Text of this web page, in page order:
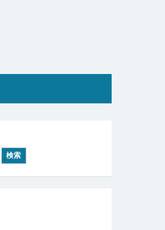
検索